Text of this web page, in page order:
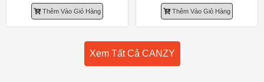
Thêm Vào Giỏ Hàng Thêm Vào Giỏ Hàng
Xem Tất Cả CANZY